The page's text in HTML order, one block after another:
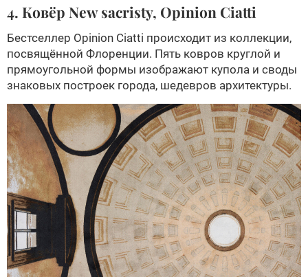
4. Ковёр New sacristy, Opinion Ciatti
Бестселлер Opinion Ciatti происходит из коллекции,
посвящённой Флоренции. Пять ковров круглой и
прямоугольной формы изображают купола и своды
знаковых построек города, шедевров архитектуры.